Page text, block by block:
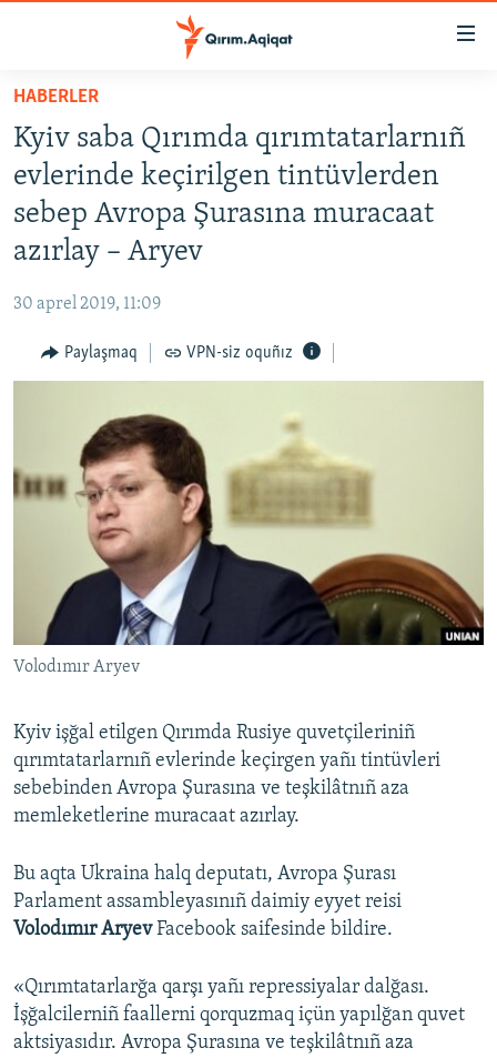
Esas
qaytmaq
Baş
navigatsiyağa
qaytmaq
Qıdıruvğa
HABERLER
SİYASET
İQTİSADİYAT
CEMİYET
İNSAN AQLARI
VİDEO
BLOGLAR
FİKİR
Русский
Українською
QOŞULIÑIZ!
RFE/RS bütün saytları
HABERLER
Kyiv saba Qırımda qırımtatarlarnıñ
evlerinde keçirilgen tintüvlerden
sebep Avropa Şurasına muracaat
azırlay – Aryev
30 aprel 2019, 11:09
Paylaşmaq VPN-siz oquñız
Volodımır Aryev
Kyiv işğal etilgen Qırımda Rusiye quvetçileriniñ
qırımtatarlarnıñ evlerinde keçirgen yañı tintüvleri
sebebinden Avropa Şurasına ve teşkilâtnıñ aza
memleketlerine muracaat azırlay.
Bu aqta Ukraina halq deputatı, Avropa Şurası
Parlament assambleyasınıñ daimiy eyyet reisi
Volodımır AryevFacebook saifesinde bildire.
«Qırımtatarlarğa qarşı yañı repressiyalar dalğası.
İşğalcilerniñ faallerni qorquzmaq içün yapılğan quvet
aktsiyasıdır. Avropa Şurasına ve teşkilâtnıñ aza